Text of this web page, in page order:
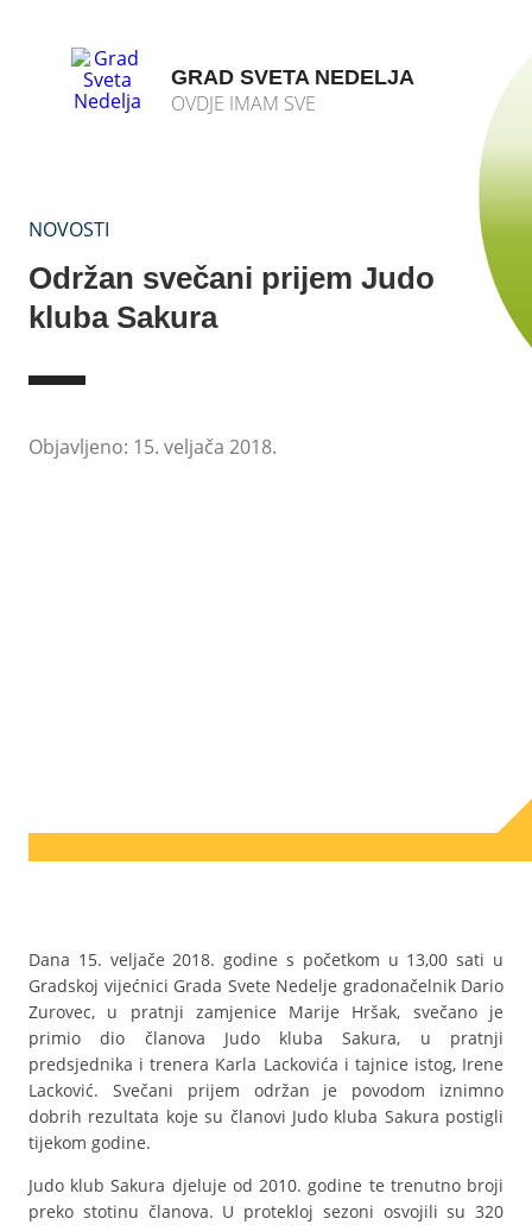
GRAD SVETA NEDELJA
OVDJE IMAM SVE
NOVOSTI
Održan svečani prijem Judo
kluba Sakura
Objavljeno: 15. veljača 2018.
Dana 15. veljače 2018. godine s početkom u 13,00 sati u
Gradskoj vijećnici Grada Svete Nedelje gradonačelnik Dario
Zurovec, u pratnji zamjenice Marije Hršak, svečano je
primio dio članova Judo kluba Sakura, u pratnji
predsjednika i trenera Karla Lackovića i tajnice istog, Irene
Lacković. Svečani prijem održan je povodom iznimno
dobrih rezultata koje su članovi Judo kluba Sakura postigli
tijekom godine.
Judo klub Sakura djeluje od 2010. godine te trenutno broji
preko stotinu članova. U protekloj sezoni osvojili su 320